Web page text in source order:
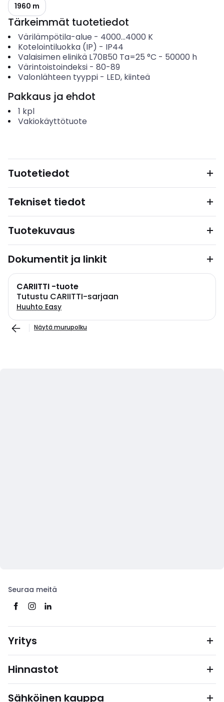
1960 m
Tärkeimmät tuotetiedot
Värilämpötila-alue - 4000...4000 K
Kotelointiluokka (IP) - IP44
Valaisimen elinikä L70B50 Ta=25 °C - 50000 h
Värintoistoindeksi- 80-89
Valonlähteen tyyppi- LED, kiinteä
Pakkaus ja ehdot
1 kpl
Vakiokäyttötuote
Tuotetiedot
Tekniset tiedot
Tuotekuvaus
Dokumentit ja linkit
CARIITTI -tuote
Tutustu CARIITTI-sarjaan
Huuhto Easy
Näytä murupolku
Seuraa meitä
Yritys
Hinnastot
Sähköinen kauppa